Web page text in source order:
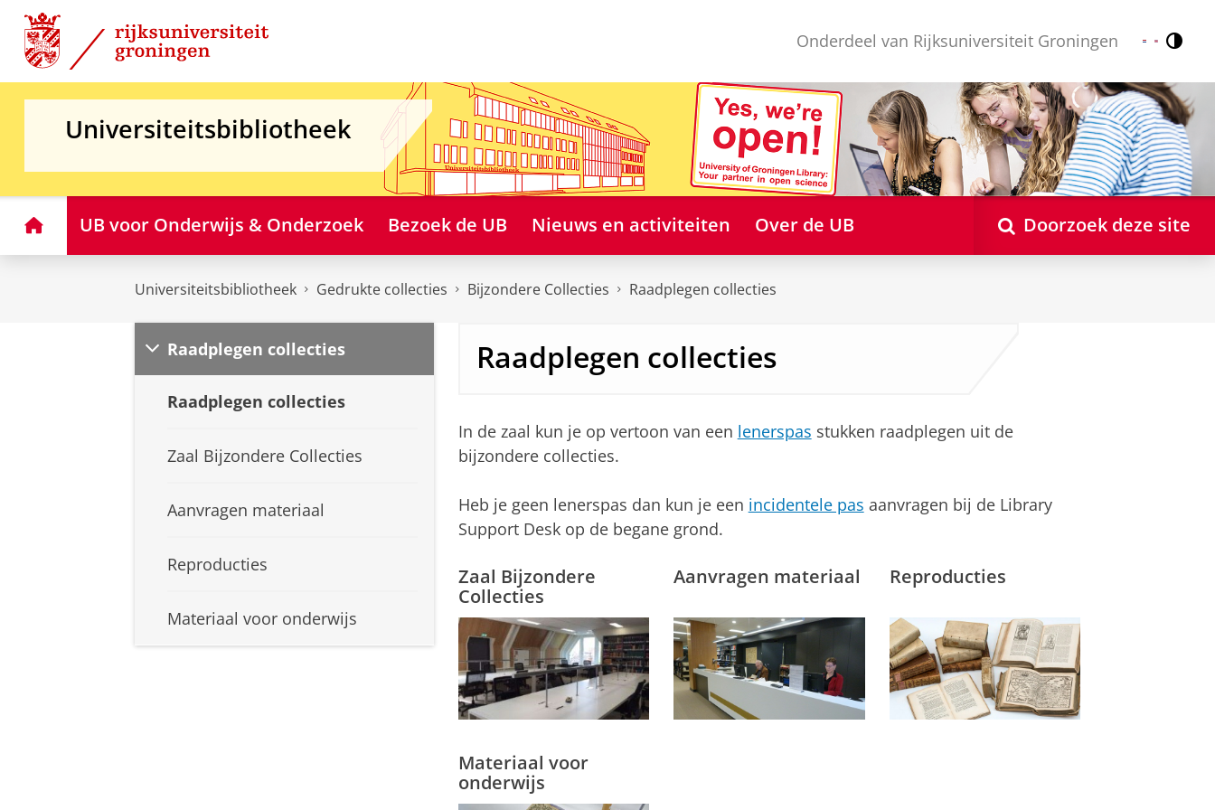
Skip
Content
Skip
Navigation
Onderdeel van Rijksuniversiteit Groningen Nederlands
English
Universiteitsbibliotheek
HomeUB voor Onderwijs & Onderzoek Bezoek de UB Nieuws en activiteiten Over de UB Doorzoek deze site
Universiteitsbibliotheek Gedrukte collecties Bijzondere Collecties Raadplegen collecties
Raadplegen collecties
Raadplegen collecties
Zaal Bijzondere Collecties
Aanvragen materiaal
Reproducties
Materiaal voor onderwijs
Raadplegen collecties
In de zaal kun je op vertoon van een lenerspas stukken raadplegen uit de
bijzondere collecties.
Heb je geen lenerspas dan kun je een incidentele pas aanvragen bij de Library
Support Desk op de begane grond.
Zaal Bijzondere
Collecties
Aanvragen materiaal Reproducties
Materiaal voor
onderwijs